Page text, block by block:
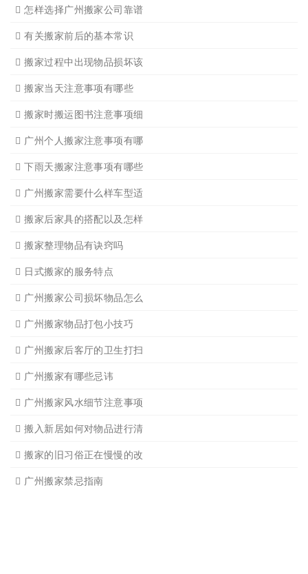
广州长途货运7
广州公司搬迁
广州单位搬家2
广州学生搬家2
日式搬家的服务流程有哪些
广州搬家入宅的基本常识
广州搬家怎样选择吉日
怎样选择广州搬家公司靠谱
有关搬家前后的基本常识